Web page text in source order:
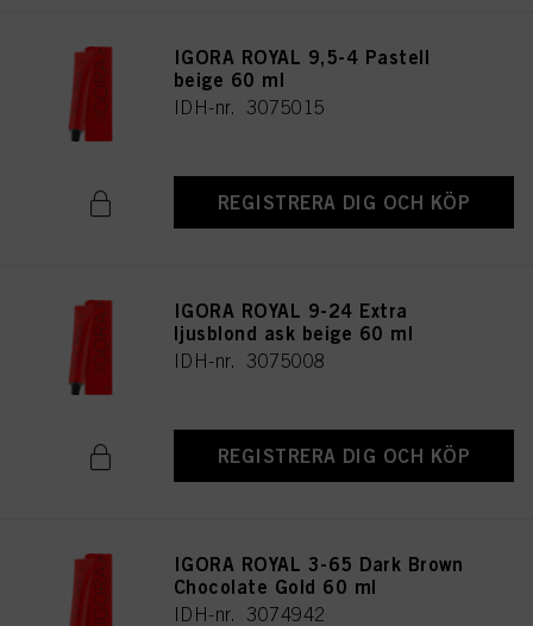
IGORA ROYAL 9,5-4 Pastell
beige 60 ml
IDH-nr. 3075015
REGISTRERA DIG OCH KÖP
IGORA ROYAL 9-24 Extra
ljusblond ask beige 60 ml
IDH-nr. 3075008
REGISTRERA DIG OCH KÖP
IGORA ROYAL 3-65 Dark Brown
Chocolate Gold 60 ml
IDH-nr. 3074942